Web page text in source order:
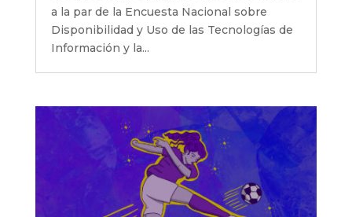
a la par de la Encuesta Nacional sobre
Disponibilidad y Uso de las Tecnologías de
Información y la...